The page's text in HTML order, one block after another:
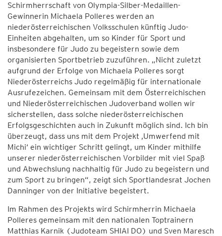
Schirmherrschaft von Olympia-Silber-Medaillen-
Gewinnerin Michaela Polleres werden an
niederösterreichischen Volksschulen künftig Judo-
Einheiten abgehalten, um so Kinder für Sport und
insbesondere für Judo zu begeistern sowie dem
organisierten Sportbetrieb zuzuführen. „Nicht zuletzt
aufgrund der Erfolge von Michaela Polleres sorgt
Niederösterreichs Judo regelmäßig für internationale
Ausrufezeichen. Gemeinsam mit dem Österreichischen
und Niederösterreichischen Judoverband wollen wir
sicherstellen, dass solche niederösterreichischen
Erfolgsgeschichten auch in Zukunft möglich sind. Ich bin
überzeugt, dass uns mit dem Projekt ‚Umwerfend mit
Michi‘ ein wichtiger Schritt gelingt, um Kinder mithilfe
unserer niederösterreichischen Vorbilder mit viel Spaß
und Abwechslung nachhaltig für Judo zu begeistern und
zum Sport zu bringen“, zeigt sich Sportlandesrat Jochen
Danninger von der Initiative begeistert.
Im Rahmen des Projekts wird Schirmherrin Michaela
Polleres gemeinsam mit den nationalen Toptrainern
Matthias Karnik (Judoteam SHIAI DO) und Sven Maresch